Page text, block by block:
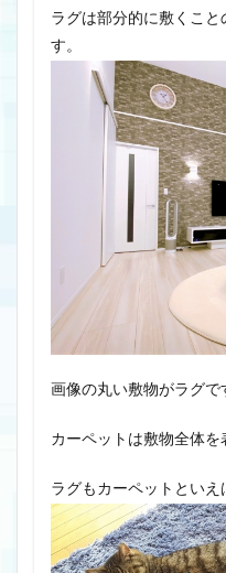
ラグは部分的に敷くこと
す。
画像の丸い敷物がラグで
カーペットは敷物全体を
ラグもカーペットといえ